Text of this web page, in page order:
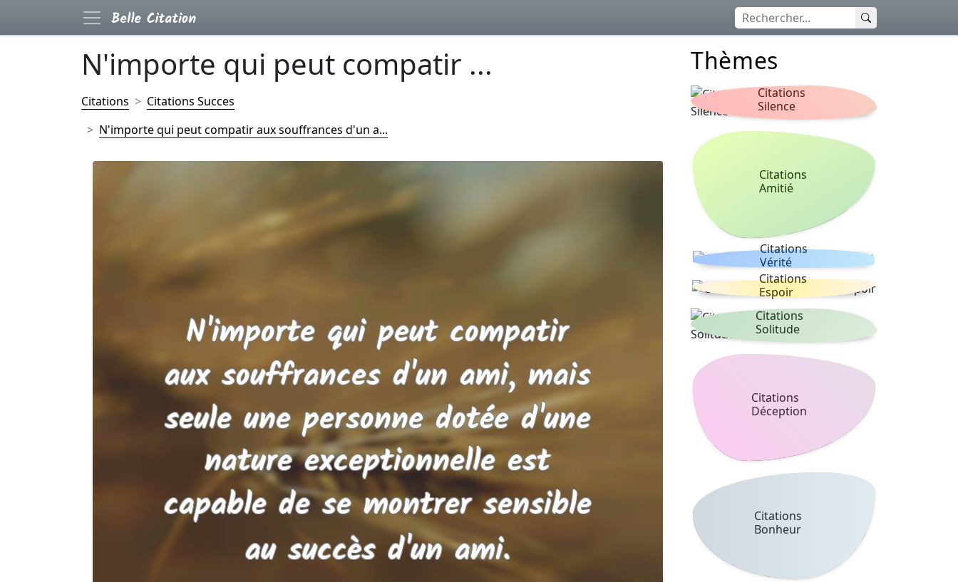
N'importe qui peut compatir ...
Citations
Citations Succes
N'importe qui peut compatir aux souffrances d'un a...
Thèmes
Citations
Silence
Citations
Amitié
Citations
Vérité
Citations
Espoir
Citations
Solitude
Citations
Déception
Citations
Bonheur